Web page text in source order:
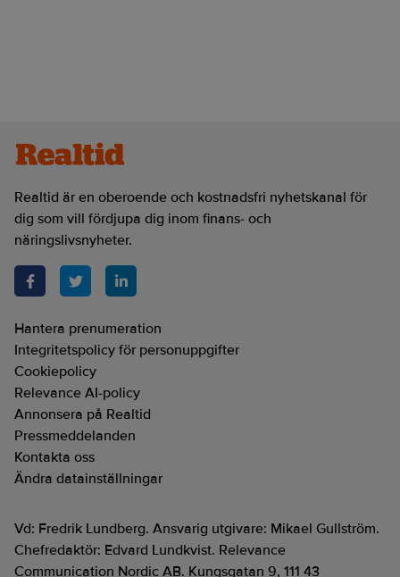
Realtid är en oberoende och kostnadsfri nyhetskanal för
dig som vill fördjupa dig inom finans- och
näringslivsnyheter.
Hantera prenumeration
Integritetspolicy för personuppgifter
Cookiepolicy
Relevance AI-policy
Annonsera på Realtid
Pressmeddelanden
Kontakta oss
Ändra datainställningar
Vd: Fredrik Lundberg. Ansvarig utgivare: Mikael Gullström.
Chefredaktör: Edvard Lundkvist. Relevance
Communication Nordic AB. Kungsgatan 9, 111 43